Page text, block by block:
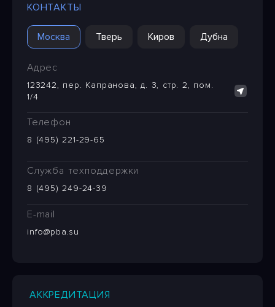
КОНТАКТЫ
Москва Тверь Киров Дубна
Адрес
123242, пер. Капранова, д. 3, стр. 2, пом.
1/4
Телефон
8 (495) 221-29-65
Служба техподдержки
8 (495) 249-24-39
E-mail
info@pba.su
АККРЕДИТАЦИЯ